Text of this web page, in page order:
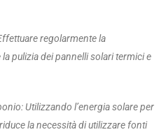
regolarmente la
pulizia dei pannelli solari termici e
: Utilizzando l’energia solare per
la necessità di utilizzare fonti